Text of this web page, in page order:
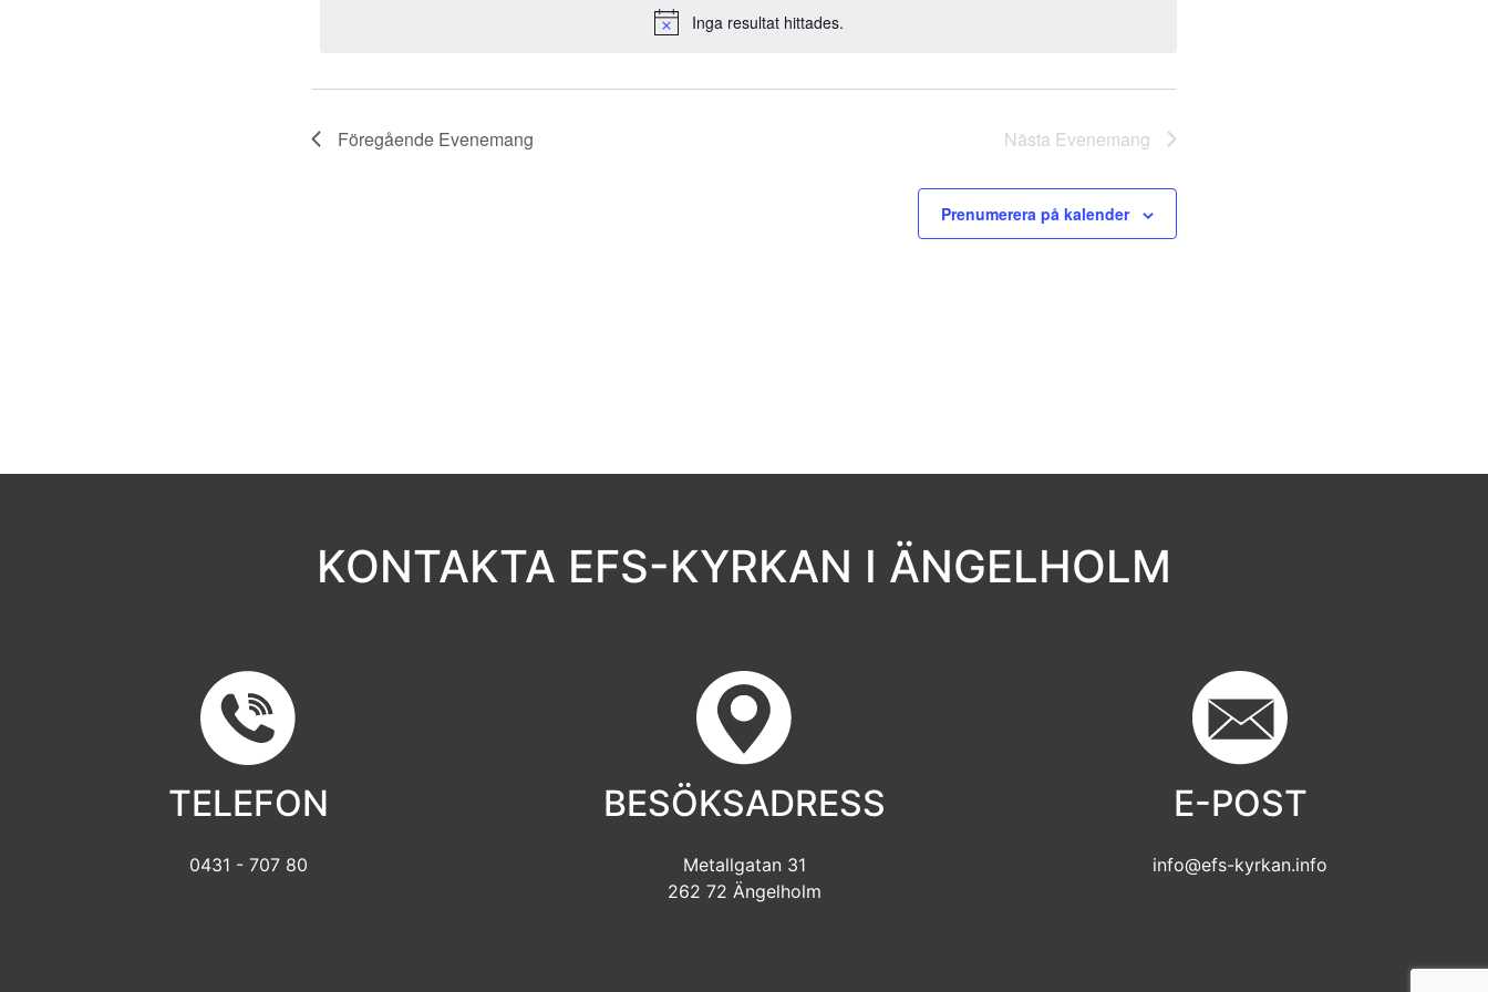
Notis
Inga resultat hittades.
Föregående Evenemang Nästa Evenemang
Prenumerera på kalender
KONTAKTA EFS-KYRKAN I ÄNGELHOLM
TELEFON
0431 - 707 80
BESÖKSADRESS
Metallgatan 31
262 72 Ängelholm
E-POST
info@efs-kyrkan.info